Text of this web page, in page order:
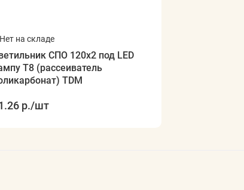
Нет на складе
СПО 120х2 под LED
T8 (рассеиватель
TDM
р./шт